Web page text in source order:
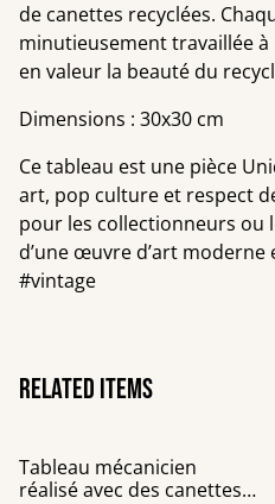
de canettes recyclées.
minutieusement travaillée
en valeur la beauté du
Dimensions : 30x30 cm
Ce tableau est une pièce
art, pop culture et respect
pour les collectionneurs ou
d’une œuvre d’art
#vintage
Related items
Tableau mécanicien
réalisé avec des canettes